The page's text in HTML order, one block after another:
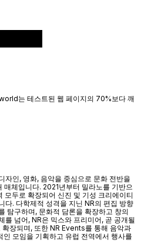
자인, 영화, 음악을 중심으로 문화 전반을
매체입니다. 2021년부터 밀라노를 기반으
모두로 확장되어 신진 및 기성 크리에이티
다. 다학제적 성격을 지닌 NR의 편집 방향
탐구하며, 문화적 담론을 확장하고 창의
를 넘어, NR은 믹스와 프리미어, 곧 공개될
확장되며, 또한 NR Events를 통해 음악과
모임을 기획하고 유럽 전역에서 행사를
는 테스트된 웹 페이지의 70%보다 깨